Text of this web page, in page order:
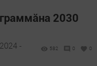
2030
-
582 0 0